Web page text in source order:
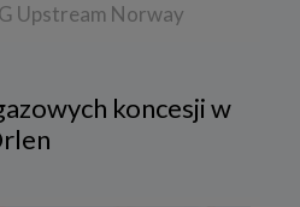
Upstream Norway
koncesji w